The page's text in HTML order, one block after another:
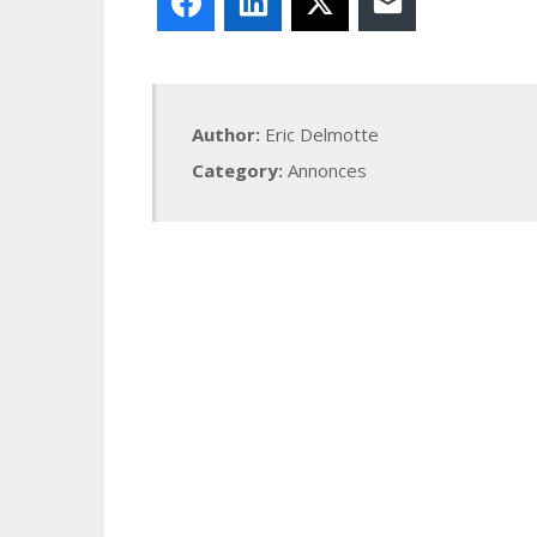
Author: Eric Delmotte
Category: Annonces